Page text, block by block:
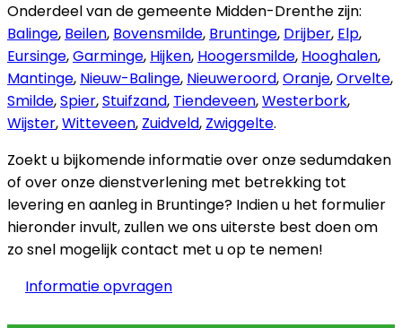
Onderdeel van de gemeente Midden-Drenthe zijn:
Balinge, Beilen, Bovensmilde, Bruntinge, Drijber, Elp,
Eursinge,Garminge, Hijken, Hoogersmilde, Hooghalen,
Mantinge, Nieuw-Balinge, Nieuweroord,Oranje,Orvelte,
Smilde,Spier,Stuifzand, Tiendeveen,Westerbork,
Wijster,Witteveen, Zuidveld, Zwiggelte.
Zoekt u bijkomende informatie over onze sedumdaken
of over onze dienstverlening met betrekking tot
levering en aanleg in Bruntinge? Indien u het formulier
hieronder invult, zullen we ons uiterste best doen om
zo snel mogelijk contact met u op te nemen!
Informatie opvragen